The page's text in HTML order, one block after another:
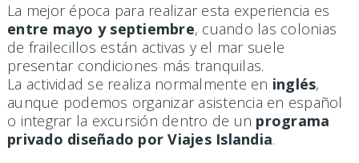
La mejor época para realizar esta experiencia es
entre mayo y septiembre, cuando las colonias
de frailecillos están activas y el mar suele
presentar condiciones más tranquilas.
La actividad se realiza normalmente en inglés,
aunque podemos organizar asistencia en español
o integrar la excursión dentro de un programa
privado diseñado por Viajes Islandia.